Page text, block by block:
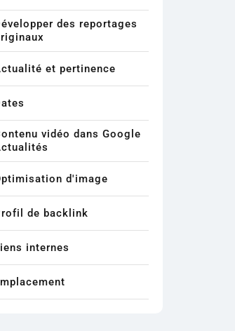
des reportages
et pertinence
vidéo dans Google
d'image
de backlink
internes